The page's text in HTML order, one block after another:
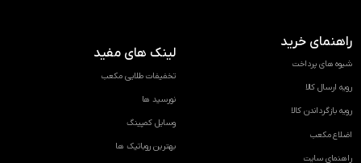
راهنمای خرید
شیوه های پرداخت
رویه ارسال کالا
رویه بازگرداندن کالا
اضلاع مکعب
راهنمای سایت
لینک های مفید
تخفیفات طلایی مکعب
نورسید ها
وسایل کمپینگ
بهترین روباتیک ها